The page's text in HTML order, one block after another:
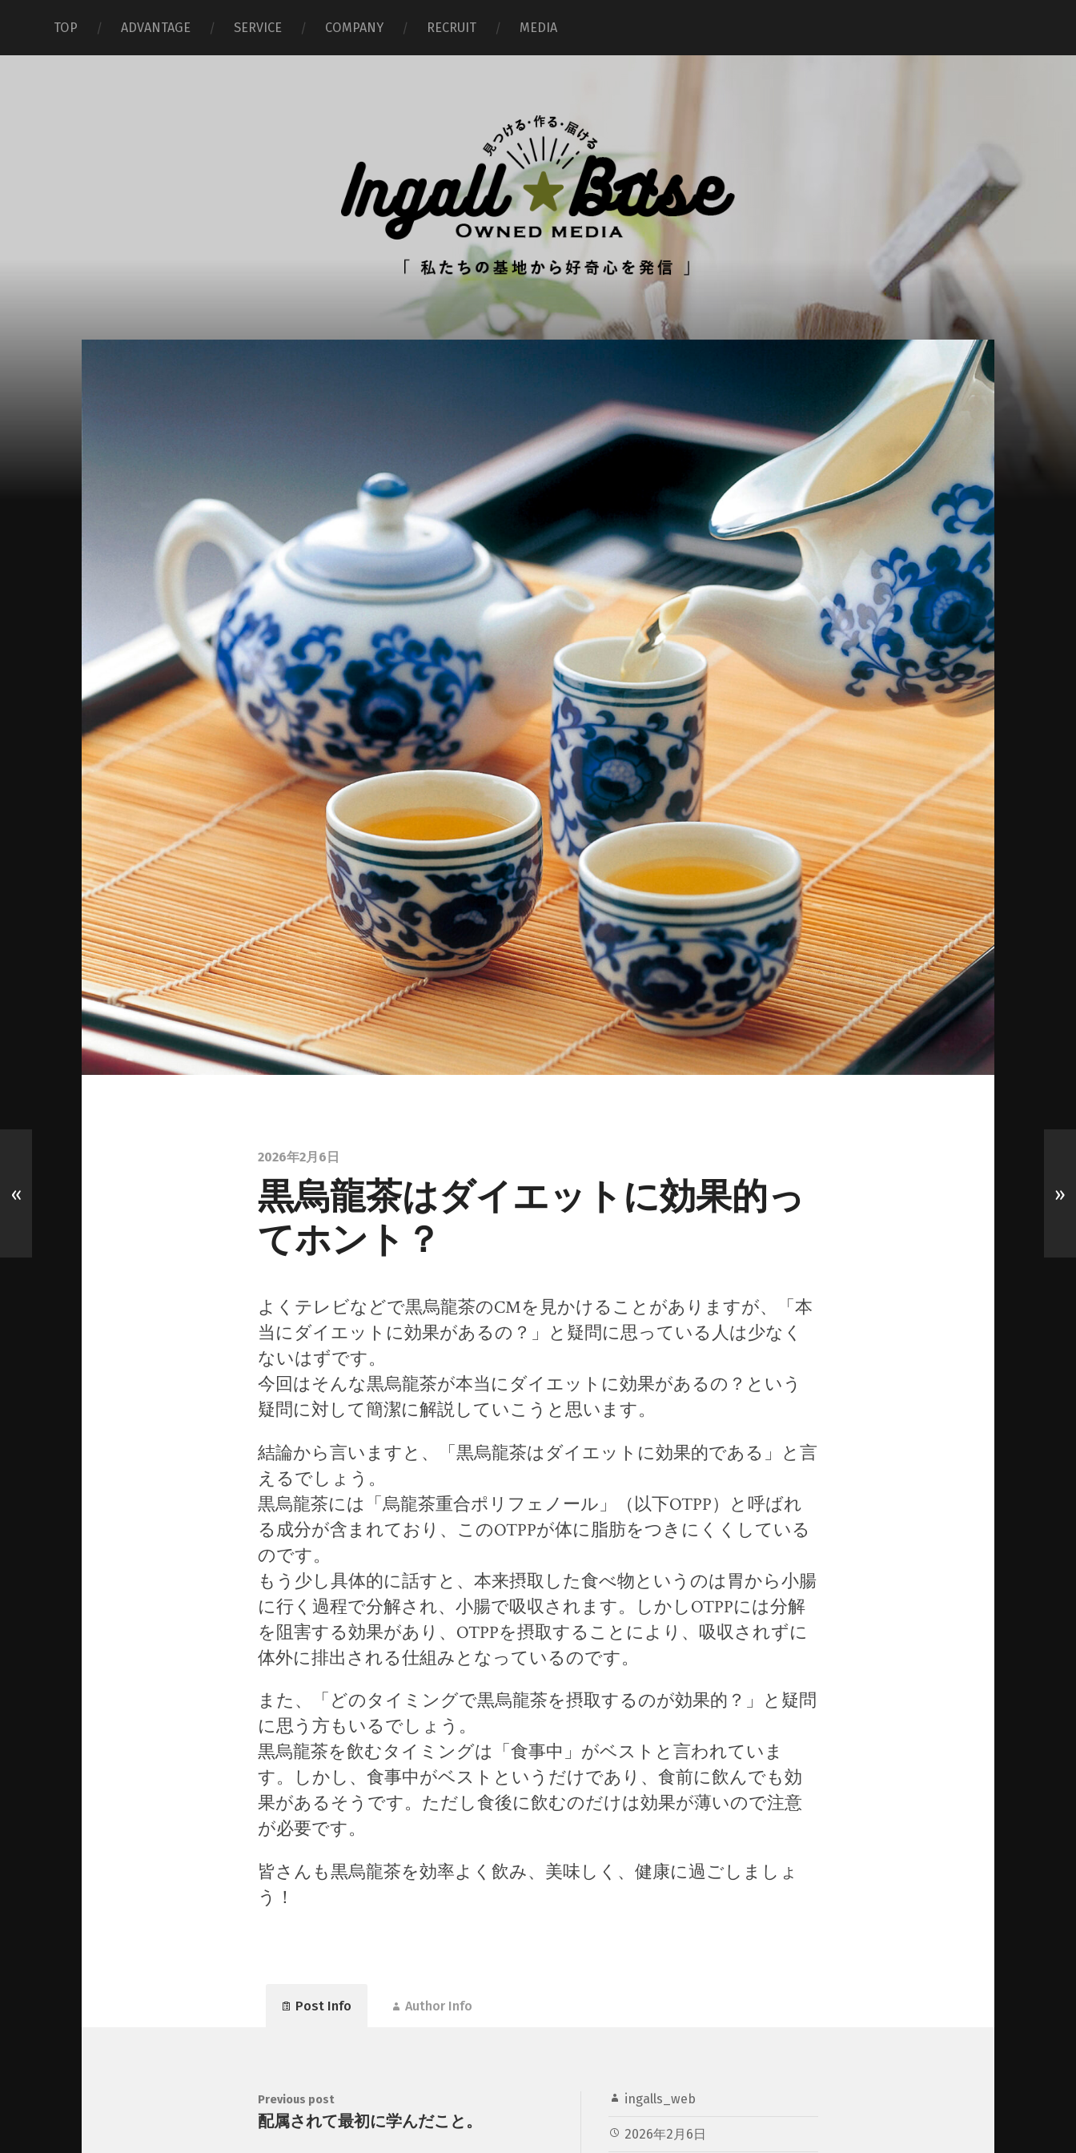
TOP ADVANTAGE SERVICE COMPANY RECRUIT MEDIA
イ
ガ
ル
社
2026年2月6日
黒烏龍茶はダイエットに効果的っ
てホント？
よくテレビなどで黒烏龍茶のCMを見かけることがありますが、「本
当にダイエットに効果があるの？」と疑問に思っている人は少なく
ないはずです。
今回はそんな黒烏龍茶が本当にダイエットに効果があるの？という
疑問に対して簡潔に解説していこうと思います。
結論から言いますと、「黒烏龍茶はダイエットに効果的である」と言
えるでしょう。
黒烏龍茶には「烏龍茶重合ポリフェノール」（以下OTPP）と呼ばれ
る成分が含まれており、このOTPPが体に脂肪をつきにくくしている
のです。
もう少し具体的に話すと、本来摂取した食べ物というのは胃から小腸
に行く過程で分解され、小腸で吸収されます。しかしOTPPには分解
を阻害する効果があり、OTPPを摂取することにより、吸収されずに
体外に排出される仕組みとなっているのです。
また、「どのタイミングで黒烏龍茶を摂取するのが効果的？」と疑問
に思う方もいるでしょう。
黒烏龍茶を飲むタイミングは「食事中」がベストと言われていま
す。しかし、食事中がベストというだけであり、食前に飲んでも効
果があるそうです。ただし食後に飲むのだけは効果が薄いので注意
が必要です。
皆さんも黒烏龍茶を効率よく飲み、美味しく、健康に過ごしましょ
う！
Post Info Author Info
ingalls_web
2026年2月6日
Previous post
配属されて最初に学んだこと。
« »